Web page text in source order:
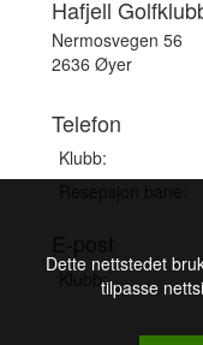
Hafjell
Nermosvegen 56
2636 Øyer
Telefon
Klubb:
Klubb:
Dette nettstedet
tilpasse